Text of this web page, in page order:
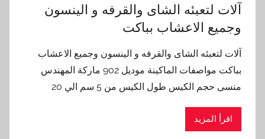
آلات لتعبئه الشاى والقرفه و الينسون
وجميع الاعشاب بباكت
آلات لتعبئه الشاى والقرفه و الينسون وجميع الاعشاب
بباكت مواصفات الماكينة موديل 902 ماركة المهندس
منسى حجم الكيس طول الكيس من 5 سم الي 20
اقرأ المزيد